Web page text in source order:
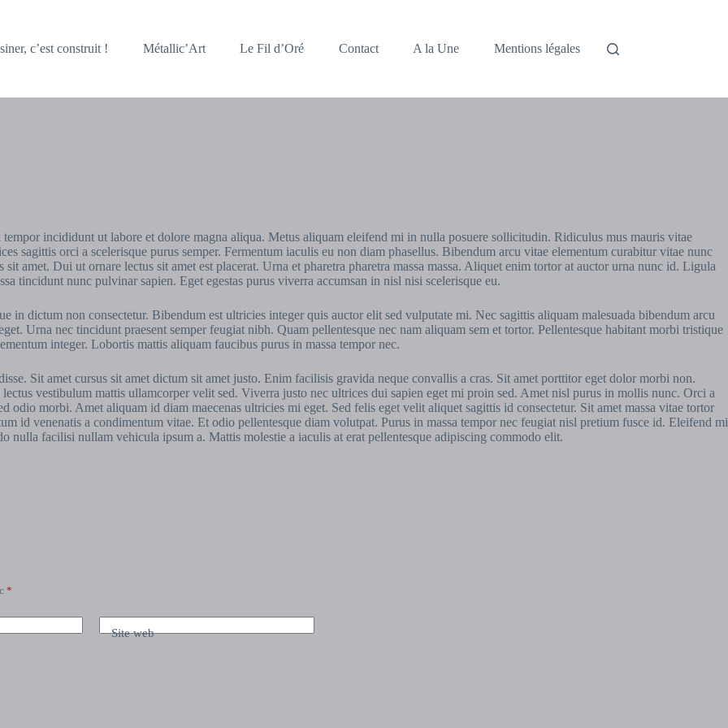
c’est construit ! Métallic’Art Le Fil d’Oré Contact A la Une Mentions légales
incididunt ut labore et dolore magna aliqua. Metus aliquam eleifend mi in nulla posuere sollicitudin. Ridiculus mus mauris vitae
sagittis orci a scelerisque purus semper. Fermentum iaculis eu non diam phasellus. Bibendum arcu vitae elementum curabitur vitae nunc
amet. Dui ut ornare lectus sit amet est placerat. Urna et pharetra pharetra massa massa. Aliquet enim tortor at auctor urna nunc id. Ligula
tincidunt nunc pulvinar sapien. Eget egestas purus viverra accumsan in nisl nisi scelerisque eu.
in dictum non consectetur. Bibendum est ultricies integer quis auctor elit sed vulputate mi. Nec sagittis aliquam malesuada bibendum arcu
Urna nec tincidunt praesent semper feugiat nibh. Quam pellentesque nec nam aliquam sem et tortor. Pellentesque habitant morbi tristique
integer. Lobortis mattis aliquam faucibus purus in massa tempor nec.
Sit amet cursus sit amet dictum sit amet justo. Enim facilisis gravida neque convallis a cras. Sit amet porttitor eget dolor morbi non.
vestibulum mattis ullamcorper velit sed. Viverra justo nec ultrices dui sapien eget mi proin sed. Amet nisl purus in mollis nunc. Orci a
odio morbi. Amet aliquam id diam maecenas ultricies mi eget. Sed felis eget velit aliquet sagittis id consectetur. Sit amet massa vitae tortor
id venenatis a condimentum vitae. Et odio pellentesque diam volutpat. Purus in massa tempor nec feugiat nisl pretium fusce id. Eleifend mi
nulla facilisi nullam vehicula ipsum a. Mattis molestie a iaculis at erat pellentesque adipiscing commodo elit.
*
Site web